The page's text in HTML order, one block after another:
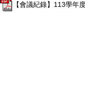
【會議紀錄】113學年